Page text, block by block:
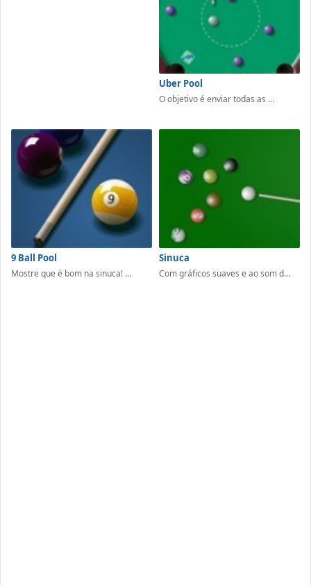
Uber Pool
O objetivo é enviar todas as ...
9 Ball Pool
Mostre que é bom na sinuca! ...
Sinuca
Com gráficos suaves e ao som d...